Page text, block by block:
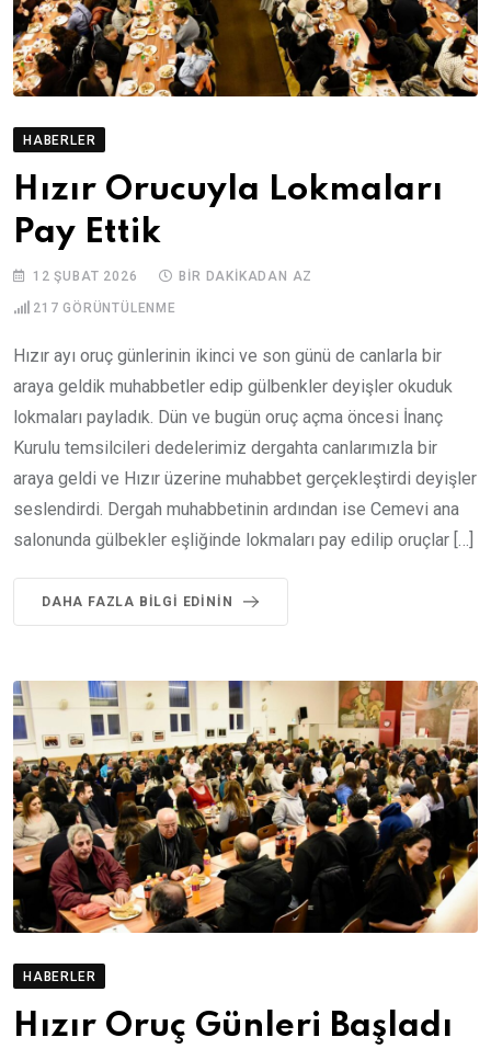
HABERLER
Hızır Orucuyla Lokmaları
Pay Ettik
12 ŞUBAT 2026 BIR DAKIKADAN AZ
217 GÖRÜNTÜLENME
Hızır ayı oruç günlerinin ikinci ve son günü de canlarla bir
araya geldik muhabbetler edip gülbenkler deyişler okuduk
lokmaları payladık. Dün ve bugün oruç açma öncesi İnanç
Kurulu temsilcileri dedelerimiz dergahta canlarımızla bir
araya geldi ve Hızır üzerine muhabbet gerçekleştirdi deyişler
seslendirdi. Dergah muhabbetinin ardından ise Cemevi ana
salonunda gülbekler eşliğinde lokmaları pay edilip oruçlar […]
DAHA FAZLA BILGI EDININ
HABERLER
Hızır Oruç Günleri Başladı